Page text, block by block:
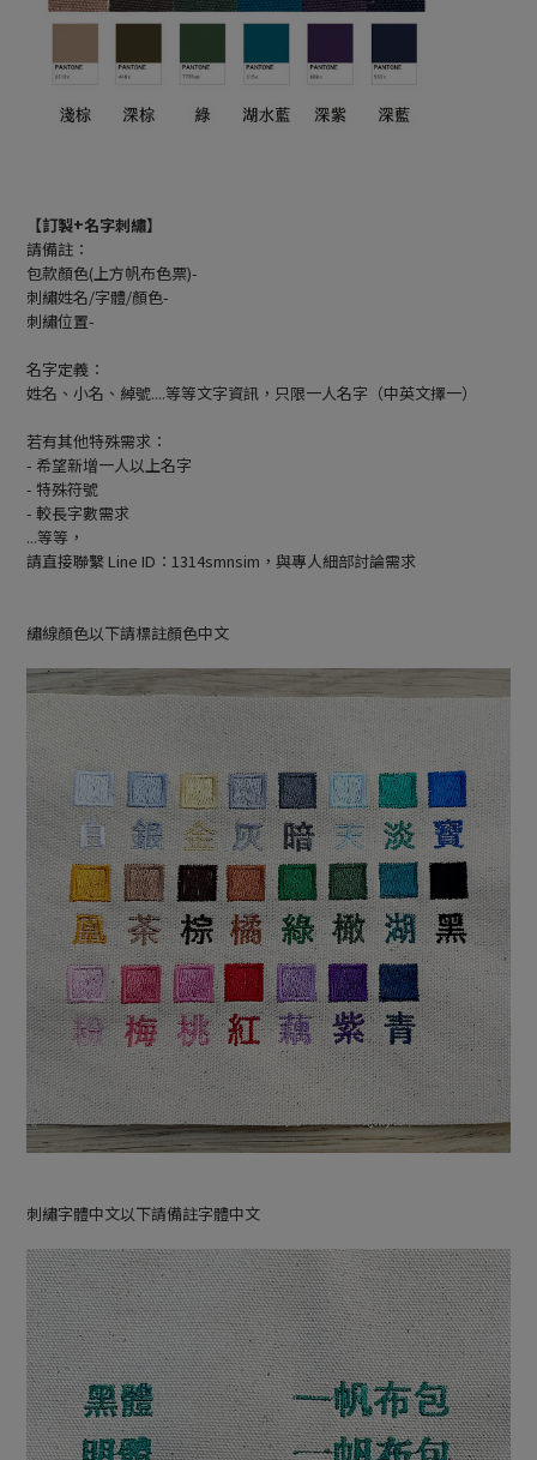
【訂製+名字刺繡】
請備註：
包款顏色(上方帆布色票)-
刺繡姓名/字體/顏色-
刺繡位置-
名字定義：
姓名、小名、綽號....等等文字資訊，只限一人名字（中英文擇一）
若有其他特殊需求：
- 希望新增一人以上名字
- 特殊符號
- 較長字數需求
...等等，
請直接聯繫 Line ID：1314smnsim，與專人細部討論需求
繡線顏色以下請標註顏色中文
刺繡字體中文以下請備註字體中文